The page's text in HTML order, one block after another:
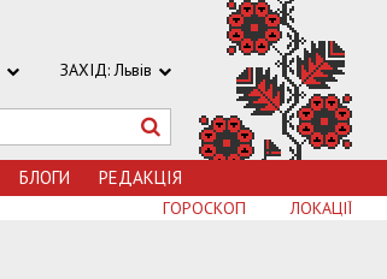
ЗАХІД: Львів
БЛОГИ РЕДАКЦІЯ
ЛОКАЦІЇ
ГОРОСКОП